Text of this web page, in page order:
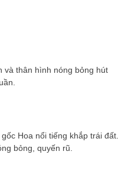
và thân hình nóng bỏng hút
Hoa nổi tiếng khắp trái đất.
bỏng, quyến rũ.